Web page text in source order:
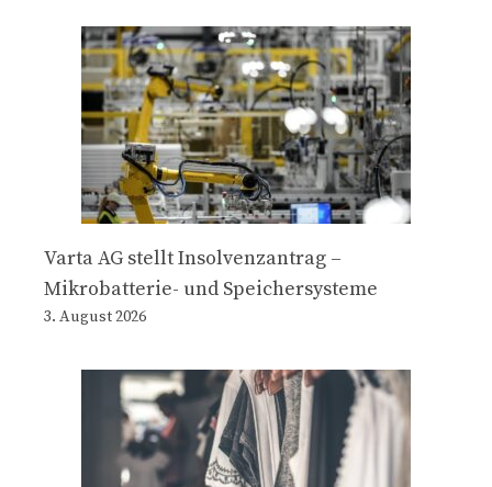
Varta AG stellt Insolvenzantrag –
Mikrobatterie- und Speichersysteme
3. August 2026